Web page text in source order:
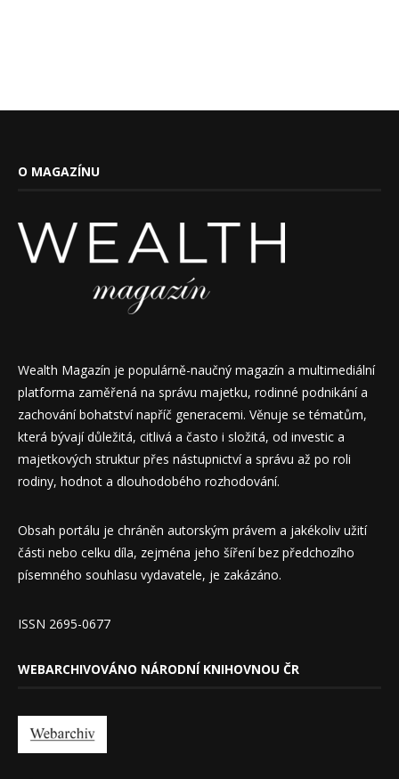
O MAGAZÍNU
Wealth Magazín je populárně-naučný magazín a multimediální
platforma zaměřená na správu majetku, rodinné podnikání a
zachování bohatství napříč generacemi. Věnuje se tématům,
která bývají důležitá, citlivá a často i složitá, od investic a
majetkových struktur přes nástupnictví a správu až po roli
rodiny, hodnot a dlouhodobého rozhodování.
Obsah portálu je chráněn autorským právem a jakékoliv užití
části nebo celku díla, zejména jeho šíření bez předchozího
písemného souhlasu vydavatele, je zakázáno.
ISSN 2695-0677
WEBARCHIVOVÁNO NÁRODNÍ KNIHOVNOU ČR